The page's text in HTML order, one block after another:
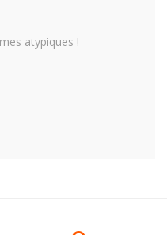
atypiques !